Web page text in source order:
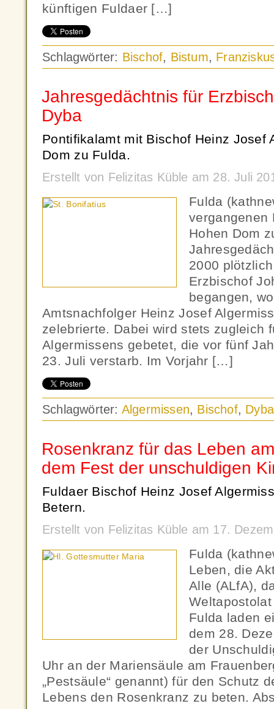
künftigen Fuldaer […]
Schlagwörter: Bischof, Bistum,
Jahresgedächtnis für
Dyba
Pontifikalamt mit Bischof Heinz Josef
Dom zu Fulda.
Erstellt von Felizitas Küble am 28. Juli
Fulda
vergangenen
Hohen Dom
2000
Erzbischof
begangen,
Amtsnachfolger Heinz Josef
zelebrierte. Dabei wird stets zugleich
Algermissens gebetet, die vor fünf
23. Juli verstarb. Im Vorjahr […]
Schlagwörter: Algermissen, Bischof, Dyba
Rosenkranz für das Leben
dem Fest der unschuldigen
Fuldaer Bischof Heinz Josef
Betern.
Erstellt von Felizitas Küble am 17.
Fulda
Leben, die
Alle (ALfA),
Fulda laden
dem 28.
der
Uhr an der Mariensäule am
„Pestsäule“ genannt) für den Schutz
Lebens den Rosenkranz zu beten.